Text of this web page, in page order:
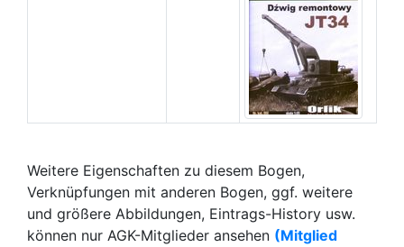
Weitere Eigenschaften zu diesem Bogen,
Verknüpfungen mit anderen Bogen, ggf. weitere
und größere Abbildungen, Eintrags-History usw.
können nur AGK-Mitglieder ansehen (Mitglied